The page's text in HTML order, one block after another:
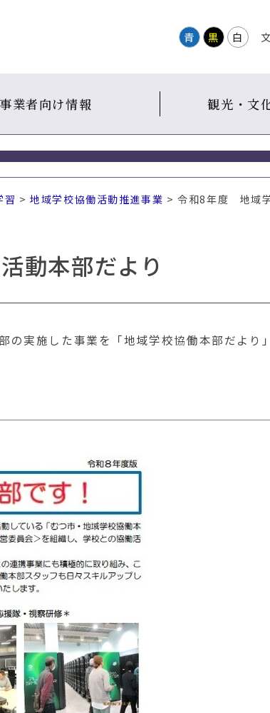
青 黒 白
事業者向け情報 観光・文
習 >地域学校協働活動推進事業 > 令和8年度 地域
動本部だより
の実施した事業を「地域学校協働本部だより